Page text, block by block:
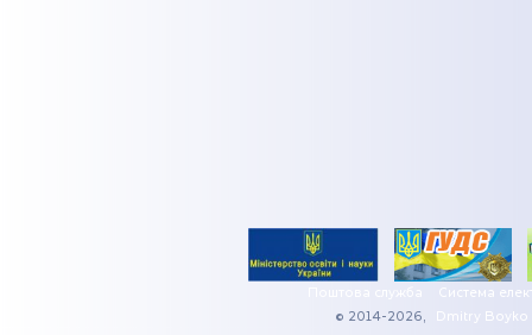
Поштова служба
Система
© 2014-2026,
Dmitry Boyko